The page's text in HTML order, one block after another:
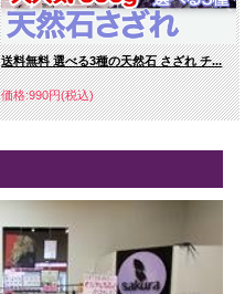
送料無料 選べる3種の天然石 さざれ チ...
価格:990円(税込)